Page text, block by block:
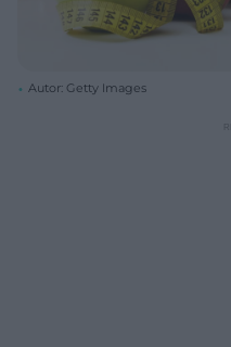
Autor: Getty Images